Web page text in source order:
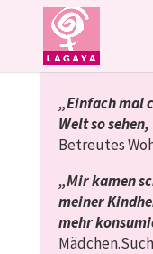
„Einfach mal
Welt so
Betreutes
„Mir kamen
meiner
mehr